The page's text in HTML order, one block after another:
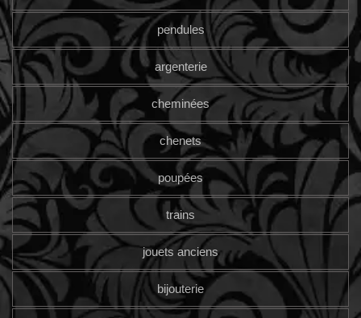
pendules
argenterie
cheminées
chenets
poupées
trains
jouets anciens
bijouterie